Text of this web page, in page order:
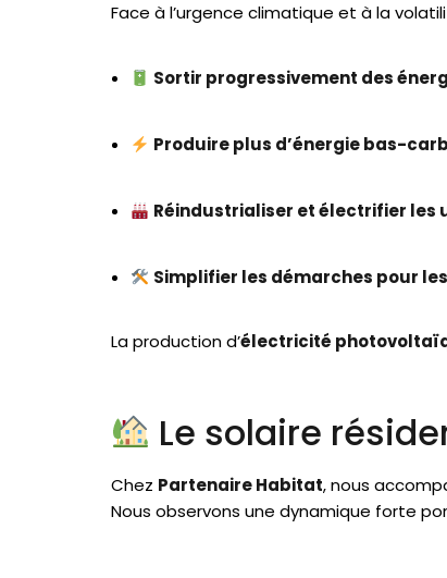
Face à l’urgence climatique et à la
Sortir progressivement des
Produire plus d’énergie bas-
Réindustrialiser et électrifier les
Simplifier les démarches pour
La production d’électricité
Le solaire
Chez Partenaire Habitat, nous
Nous observons une dynamique forte